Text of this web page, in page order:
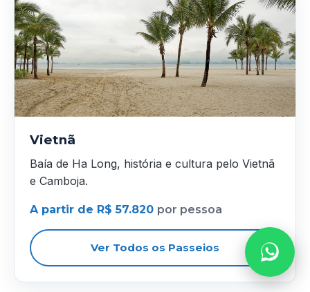
Vietnã
Baía de Ha Long, história e cultura pelo Vietnã
e Camboja.
A partir de R$ 57.820 por pessoa
Ver Todos os Passeios